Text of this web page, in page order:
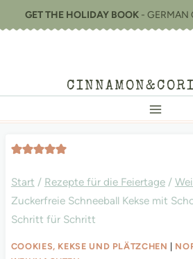
Inhalt
GET THE HOLIDAY BOOK - GERMAN
Start / Rezepte für die Feiertage /
Zuckerfreie Schneeball Kekse mit
Schritt für Schritt
COOKIES, KEKSE UND PLÄTZCHEN